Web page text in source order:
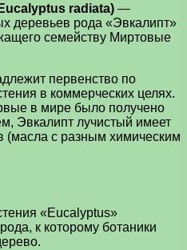
radiata) —
деревьев рода «Эвкалипт»
семейству Миртовые
первенство по
в коммерческих целях.
в мире было получено
Эвкалипт лучистый имеет
(масла с разным химическим
«Eucalyptus»
к которому ботаники